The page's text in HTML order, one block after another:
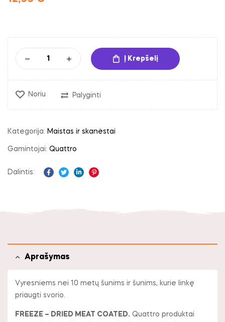
Į Krepšelį
Noriu Palyginti
Kategorija: Maistas ir skanėstai
Gamintojai: Quattro
Dalintis:
Aprašymas
Vyresniems nei 10 metų šunims ir šunims, kurie linkę
priaugti svorio.
FREEZE – DRIED MEAT COATED. Quattro produktai